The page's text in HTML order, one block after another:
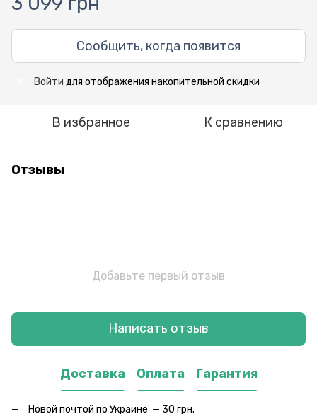
Сообщить, когда появится
Войти для отображения накопительной скидки
В избранное К сравнению
Отзывы
Добавьте первый отзыв
Написать отзыв
Доставка Оплата Гарантия
Новой почтой по Украине — 30 грн.